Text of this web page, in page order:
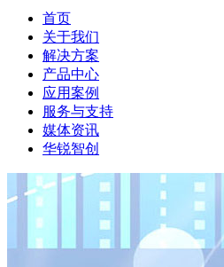
首页
关于我们
解决方案
产品中心
应用案例
服务与支持
媒体资讯
华锐智创